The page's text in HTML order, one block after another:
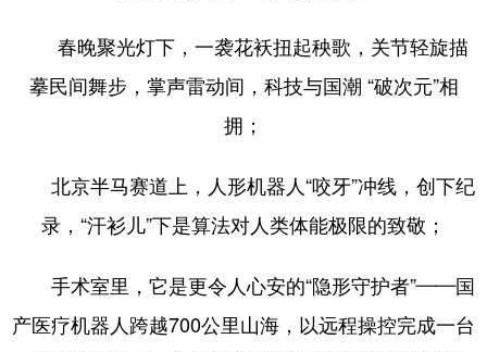
文化产业
北京 天津 河北 山西
辽宁 吉林 上海 江苏
浙江 安徽 福建 江西
山东 河南 湖北 湖南
春晚聚光灯下，一袭花袄扭起秧歌，关节轻旋描
摹民间舞步，掌声雷动间，科技与国潮 “破次元”相
拥；
北京半马赛道上，人形机器人“咬牙”冲线，创下纪
录，“汗衫儿”下是算法对人类体能极限的致敬；
手术室里，它是更令人心安的“隐形守护者”——国
产医疗机器人跨越700公里山海，以远程操控完成一台